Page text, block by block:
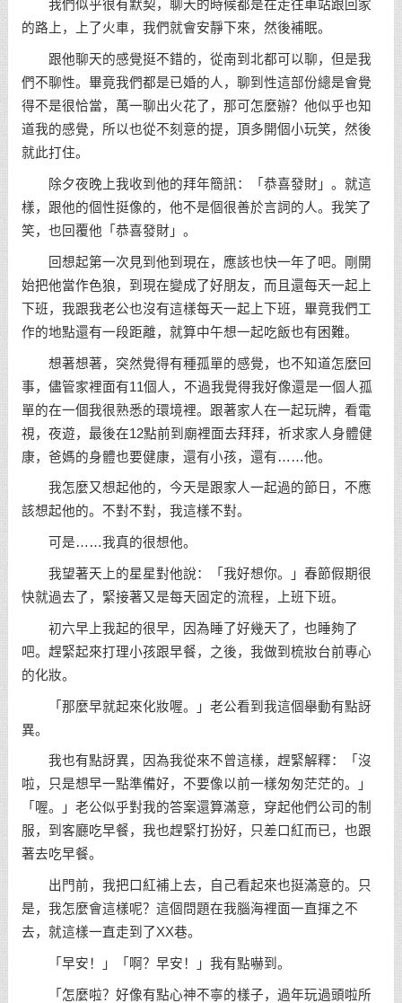
我們似乎很有默契，聊天的時候都是在走往車站跟回家
的路上，上了火車，我們就會安靜下來，然後補眠。
跟他聊天的感覺挺不錯的，從南到北都可以聊，但是我
們不聊性。畢竟我們都是已婚的人，聊到性這部份總是會覺
得不是很恰當，萬一聊出火花了，那可怎麼辦？他似乎也知
道我的感覺，所以也從不刻意的提，頂多開個小玩笑，然後
就此打住。
除夕夜晚上我收到他的拜年簡訊：「恭喜發財」。就這
樣，跟他的個性挺像的，他不是個很善於言詞的人。我笑了
笑，也回覆他「恭喜發財」。
回想起第一次見到他到現在，應該也快一年了吧。剛開
始把他當作色狼，到現在變成了好朋友，而且還每天一起上
下班，我跟我老公也沒有這樣每天一起上下班，畢竟我們工
作的地點還有一段距離，就算中午想一起吃飯也有困難。
想著想著，突然覺得有種孤單的感覺，也不知道怎麼回
事，儘管家裡面有11個人，不過我覺得我好像還是一個人孤
單的在一個我很熟悉的環境裡。跟著家人在一起玩牌，看電
視，夜遊，最後在12點前到廟裡面去拜拜，祈求家人身體健
康，爸媽的身體也要健康，還有小孩，還有……他。
我怎麼又想起他的，今天是跟家人一起過的節日，不應
該想起他的。不對不對，我這樣不對。
可是……我真的很想他。
我望著天上的星星對他說：「我好想你。」春節假期很
快就過去了，緊接著又是每天固定的流程，上班下班。
初六早上我起的很早，因為睡了好幾天了，也睡夠了
吧。趕緊起來打理小孩跟早餐，之後，我做到梳妝台前專心
的化妝。
「那麼早就起來化妝喔。」老公看到我這個舉動有點訝
異。
我也有點訝異，因為我從來不曾這樣，趕緊解釋：「沒
啦，只是想早一點準備好，不要像以前一樣匆匆茫茫的。」
「喔。」老公似乎對我的答案還算滿意，穿起他們公司的制
服，到客廳吃早餐，我也趕緊打扮好，只差口紅而已，也跟
著去吃早餐。
出門前，我把口紅補上去，自己看起來也挺滿意的。只
是，我怎麼會這樣呢？這個問題在我腦海裡面一直揮之不
去，就這樣一直走到了XX巷。
「早安！」「啊？早安！」我有點嚇到。
「怎麼啦？好像有點心神不寧的樣子，過年玩過頭啦所